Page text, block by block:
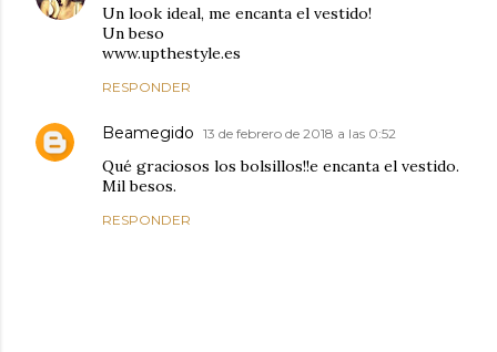
Un look ideal, me encanta el vestido!
Un beso
www.upthestyle.es
RESPONDER
Beamegido 13 de febrero de 2018 a las 0:52
Qué graciosos los bolsillos!!e encanta el vestido.
Mil besos.
RESPONDER